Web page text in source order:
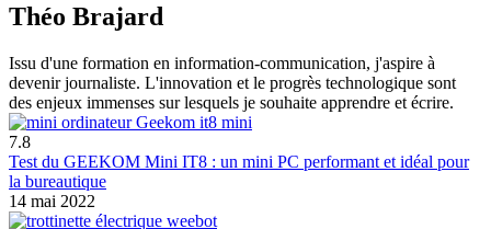
Théo Brajard
Issu d'une formation en information-communication, j'aspire à
devenir journaliste. L'innovation et le progrès technologique sont
des enjeux immenses sur lesquels je souhaite apprendre et écrire.
7.8
Test du GEEKOM Mini IT8 : un mini PC performant et idéal pour
la bureautique
14 mai 2022